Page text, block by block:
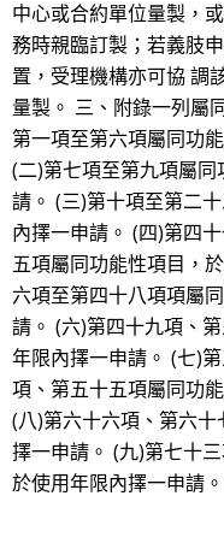
中心或合約單位量製，
務時親臨訂製；若義肢
置，受理機構亦可協 調
量製。 三、附錄一列屬
第一項至第六項屬同功
(二)第七項至第九項屬
請。 (三)第十項至第二
內擇一申請。 (四)第四
五項屬同功能性項目，
六項至第四十八項項屬
請。 (六)第四十九項、
年限內擇一申請。 (七)
項、第五十五項屬同功
(八)第六十六項、第六
擇一申請。 (九)第七十
於使用年限內擇一申請